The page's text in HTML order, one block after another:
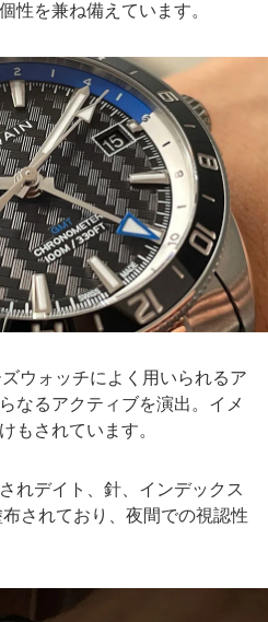
性を兼ね備えています。
ウォッチによく用いられるア
なるアクティブを演出。イメ
もされています。
れデイト、針、インデックス
されており、夜間での視認性